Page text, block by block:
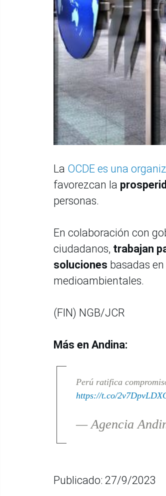
La OCDE es una
favorezcan la
personas.
En colaboración con
ciudadanos, trabajan
soluciones basadas
medioambientales.
(FIN) NGB/JCR
Más en Andina:
Perú ratifica
https://t.co/
— Agencia
Publicado: 27/9/2023